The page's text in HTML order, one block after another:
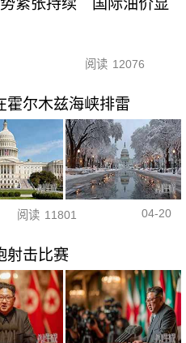
紧张持续 国际油价显
阅读 12076
霍尔木兹海峡排雷
阅读 11801 04-20
射击比赛